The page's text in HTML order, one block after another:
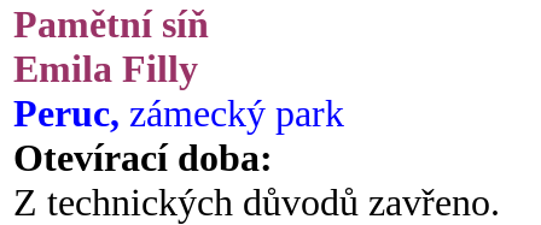
Pamětní síň
Emila Filly
Peruc, zámecký park
Otevírací doba:
Z technických důvodů zavřeno.